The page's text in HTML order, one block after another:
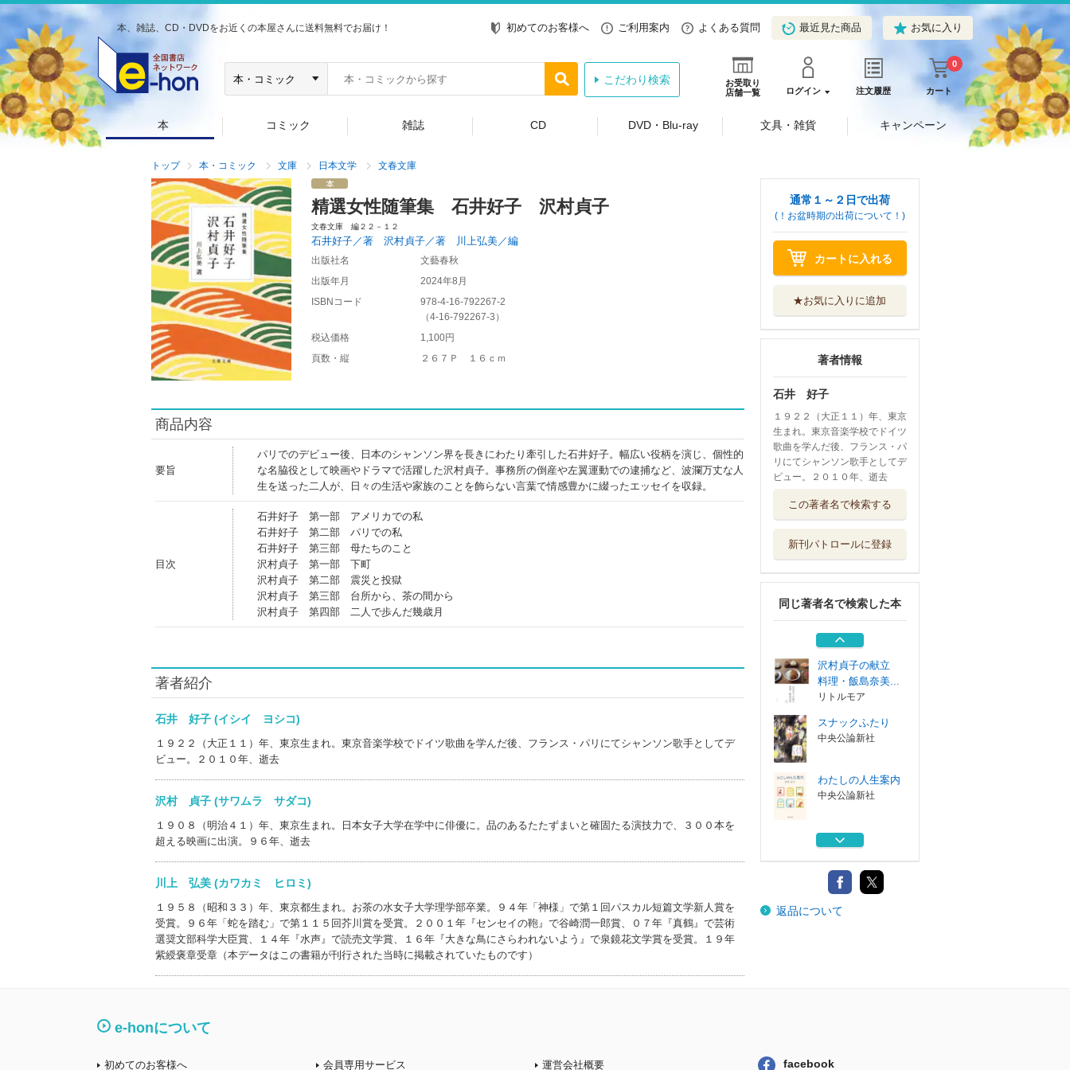
本、雑誌、CD・DVDをお近くの本屋さんに送料無料でお届け！ 初めてのお客様へ ご利用案内 よくある質問 最近見た商品 お気に入り
お受取り
店舗一覧
ログイン 注文履歴 カート
0
こだわり検索
本 コミック 雑誌 CD DVD・Blu-ray 文具・雑貨 キャンペーン
トップ 本・コミック 文庫 日本文学 文春文庫
精選女性随筆集 石井好子 沢村貞子
文春文庫 編２２－１２
石井好子／著 沢村貞子／著 川上弘美／編
出版社名
文藝春秋
出版年月
2024年8月
ISBNコード
978-4-16-792267-2
（4-16-792267-3 ）
税込価格
1,100円
頁数・縦
２６７Ｐ １６ｃｍ
商品内容
要旨
パリでのデビュー後、日本のシャンソン界を長きにわたり牽引した石井好子。幅広い役柄を演じ、個性的
な名脇役として映画やドラマで活躍した沢村貞子。事務所の倒産や左翼運動での逮捕など、波瀾万丈な人
生を送った二人が、日々の生活や家族のことを飾らない言葉で情感豊かに綴ったエッセイを収録。
目次
石井好子 第一部 アメリカでの私
石井好子 第二部 パリでの私
石井好子 第三部 母たちのこと
沢村貞子 第一部 下町
沢村貞子 第二部 震災と投獄
沢村貞子 第三部 台所から、茶の間から
沢村貞子 第四部 二人で歩んだ幾歳月
著者紹介
石井 好子 (イシイ ヨシコ)
１９２２（大正１１）年、東京生まれ。東京音楽学校でドイツ歌曲を学んだ後、フランス・パリにてシャンソン歌手としてデ
ビュー。２０１０年、逝去
沢村 貞子 (サワムラ サダコ)
１９０８（明治４１）年、東京生まれ。日本女子大学在学中に俳優に。品のあるたたずまいと確固たる演技力で、３００本を
超える映画に出演。９６年、逝去
川上 弘美 (カワカミ ヒロミ)
１９５８（昭和３３）年、東京都生まれ。お茶の水女子大学理学部卒業。９４年「神様」で第１回パスカル短篇文学新人賞を
受賞。９６年「蛇を踏む」で第１１５回芥川賞を受賞。２００１年『センセイの鞄』で谷崎潤一郎賞、０７年『真鶴』で芸術
選奨文部科学大臣賞、１４年『水声』で読売文学賞、１６年『大きな鳥にさらわれないよう』で泉鏡花文学賞を受賞。１９年
紫綬褒章受章（本データはこの書籍が刊行された当時に掲載されていたものです）
通常１～２日で出荷
(！お盆時期の出荷について！)
カートに入れる
★お気に入りに追加
著者情報
石井 好子
１９２２（大正１１）年、東京
生まれ。東京音楽学校でドイツ
歌曲を学んだ後、フランス・パ
リにてシャンソン歌手としてデ
ビュー。２０１０年、逝去
この著者名で検索する
新刊パトロールに登録
同じ著者名で検索した本
中央公論新社
バタをひとさじ、
河出書房新社
センセイの鞄 上
埼玉福祉会
沢村貞子の献立
料理・飯島奈美...
リトルモア
スナックふたり
中央公論新社
わたしの人生案内
中央公論新社
バタをひとさじ、
河出書房新社
センセイの鞄 上
埼玉福祉会
わたしの人生案内
返品について
e-honについて
初めてのお客様へ 会員専用サービス 運営会社概要 facebook